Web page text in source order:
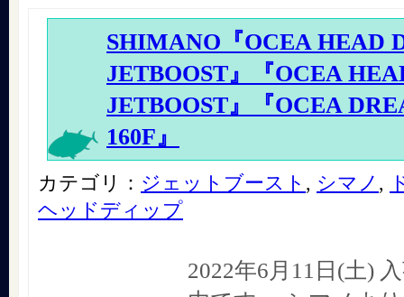
SHIMANO『OCEA HEAD
JETBOOST』『OCEA
JETBOOST』『OCEA
160F』
カテゴリ： ジェットブースト , シマノ ,
ヘッドディップ
2022年6月11日(土)